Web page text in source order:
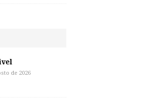
de 2026